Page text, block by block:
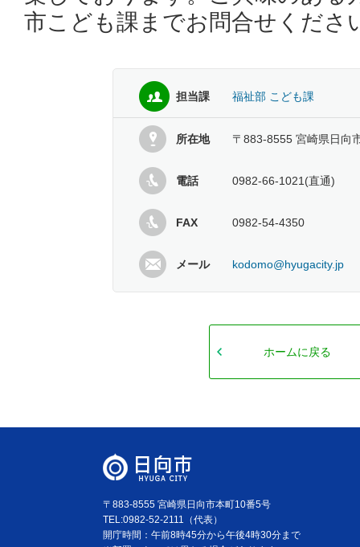
市こども課までお問合せくださ
担当課 福祉部 こども課
所在地 〒883-8555 宮崎県日向
電話 0982-66-1021(直通)
FAX 0982-54-4350
メール kodomo@hyugacity.jp
ホームに戻る
〒883-8555 宮崎県日向市本町10番5号
TEL:0982-52-2111（代表）
開庁時間：午前8時45分から午後4時30分まで